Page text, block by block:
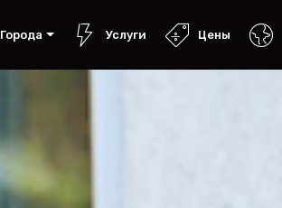
Города Услуги Цены